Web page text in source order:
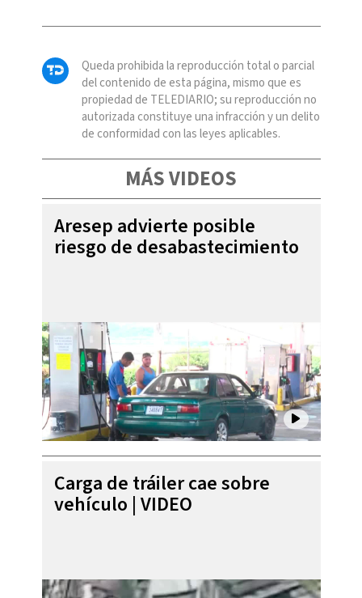
Queda prohibida la reproducción total o parcial
del contenido de esta página, mismo que es
propiedad de TELEDIARIO; su reproducción no
autorizada constituye una infracción y un delito
de conformidad con las leyes aplicables.
MÁS VIDEOS
Aresep advierte posible
riesgo de desabastecimiento
Carga de tráiler cae sobre
vehículo | VIDEO